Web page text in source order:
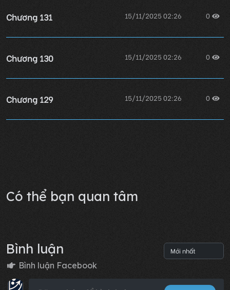
Chương 131 15/11/2025 02:26 0
Chương 130 15/11/2025 02:26 0
Chương 129 15/11/2025 02:26 0
Có thể bạn quan tâm
Bình luận
Bình luận Facebook